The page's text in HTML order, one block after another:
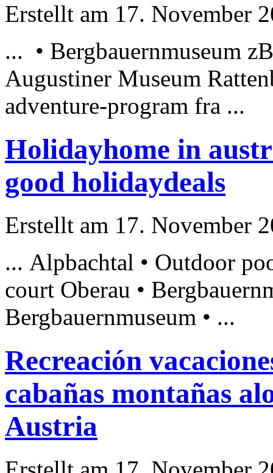
Erstellt am 17. November
... • Bergbauernmuseum
Augustiner Museum
adventure-program fra ...
Holidayhome in
good holidaydeals
Erstellt am 17. November
... Alpbachtal • Outdoor
court Oberau •
Bergbauernmuseum • ...
Recreación
cabañas montañas
Austria